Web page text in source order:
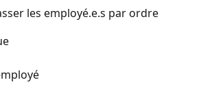
les employé.e.s par ordre